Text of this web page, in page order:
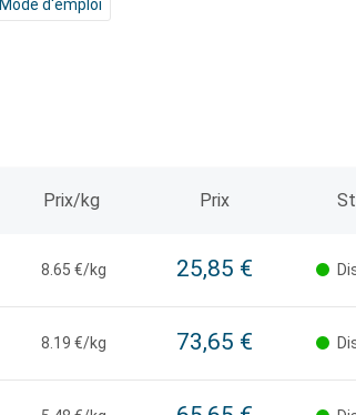
Mode d'emploi
Prix/kg Prix
8.65 €/kg 25,85 €
8.19 €/kg 73,65 €